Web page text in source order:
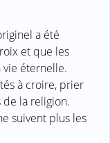
a été
et que les
éternelle.
à croire, prier
la religion.
suivent plus les